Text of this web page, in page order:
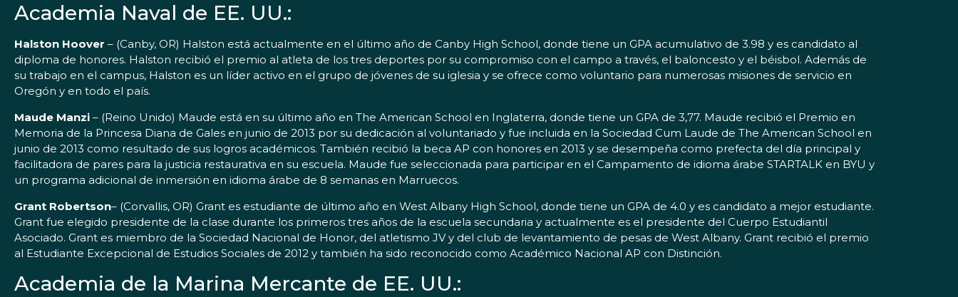
Academia Naval de EE. UU.:
Halston Hoover – (Canby, OR) Halston está actualmente en el último año de Canby High School, donde tiene un GPA acumulativo de 3.98 y es candidato al
diploma de honores. Halston recibió el premio al atleta de los tres deportes por su compromiso con el campo a través, el baloncesto y el béisbol. Además de
su trabajo en el campus, Halston es un líder activo en el grupo de jóvenes de su iglesia y se ofrece como voluntario para numerosas misiones de servicio en
Oregón y en todo el país.
Maude Manzi – (Reino Unido) Maude está en su último año en The American School en Inglaterra, donde tiene un GPA de 3,77. Maude recibió el Premio en
Memoria de la Princesa Diana de Gales en junio de 2013 por su dedicación al voluntariado y fue incluida en la Sociedad Cum Laude de The American School en
junio de 2013 como resultado de sus logros académicos. También recibió la beca AP con honores en 2013 y se desempeña como prefecta del día principal y
facilitadora de pares para la justicia restaurativa en su escuela. Maude fue seleccionada para participar en el Campamento de idioma árabe STARTALK en BYU y
un programa adicional de inmersión en idioma árabe de 8 semanas en Marruecos.
Grant Robertson– (Corvallis, OR) Grant es estudiante de último año en West Albany High School, donde tiene un GPA de 4.0 y es candidato a mejor estudiante.
Grant fue elegido presidente de la clase durante los primeros tres años de la escuela secundaria y actualmente es el presidente del Cuerpo Estudiantil
Asociado. Grant es miembro de la Sociedad Nacional de Honor, del atletismo JV y del club de levantamiento de pesas de West Albany. Grant recibió el premio
al Estudiante Excepcional de Estudios Sociales de 2012 y también ha sido reconocido como Académico Nacional AP con Distinción.
Academia de la Marina Mercante de EE. UU.: